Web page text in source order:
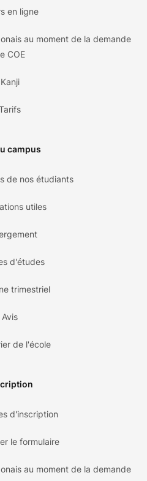
en ligne
au moment de la demande
COE
Kanji
campus
de nos étudiants
utiles
d'études
trimestriel
Avis
de l'école
d'inscription
le formulaire
au moment de la demande